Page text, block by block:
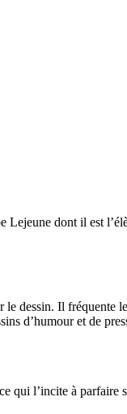
dont il est
dessin. Il fréquente
d’humour et de
qui l’incite à parfaire